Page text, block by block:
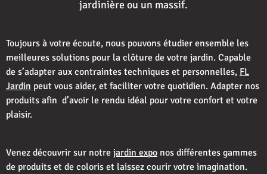
jardinière ou un massif.
Toujours à votre écoute, nous pouvons étudier ensemble les
meilleures solutions pour la clôture de votre jardin. Capable
de s’adapter aux contraintes techniques et personnelles, FL
Jardin peut vous aider, et faciliter votre quotidien. Adapter nos
produits afin d’avoir le rendu idéal pour votre confort et votre
plaisir.
Venez découvrir sur notre jardin expo nos différentes gammes
de produits et de coloris et laissez courir votre imagination.